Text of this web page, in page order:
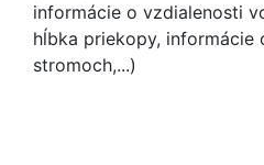
informácie o vzdialenosti
hĺbka priekopy, informácie
stromoch,...)